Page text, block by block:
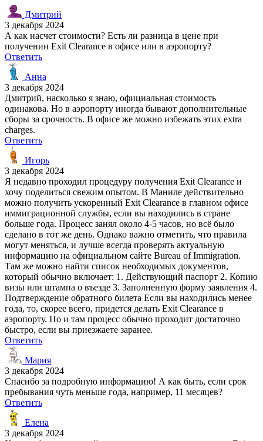
Дмитрий
3 декабря 2024
А как насчет стоимости? Есть ли разница в цене при
получении Exit Clearance в офисе или в аэропорту?
Ответить
Анна
3 декабря 2024
Дмитрий, насколько я знаю, официальная стоимость
одинакова. Но в аэропорту иногда бывают дополнительные
сборы за срочность. В офисе же можно избежать этих extra
charges.
Ответить
Игорь
3 декабря 2024
Я недавно проходил процедуру получения Exit Clearance и
хочу поделиться свежим опытом. В Маниле действительно
можно получить ускоренный Exit Clearance в главном офисе
иммиграционной службы, если вы находились в стране
больше года. Процесс занял около 4-5 часов, но всё было
сделано в тот же день. Однако важно отметить, что правила
могут меняться, и лучше всегда проверять актуальную
информацию на официальном сайте Bureau of Immigration.
Там же можно найти список необходимых документов,
который обычно включает: 1. Действующий паспорт 2. Копию
визы или штампа о въезде 3. Заполненную форму заявления 4.
Подтверждение обратного билета Если вы находились менее
года, то, скорее всего, придется делать Exit Clearance в
аэропорту. Но и там процесс обычно проходит достаточно
быстро, если вы приезжаете заранее.
Ответить
Мария
3 декабря 2024
Спасибо за подробную информацию! А как быть, если срок
пребывания чуть меньше года, например, 11 месяцев?
Ответить
Елена
3 декабря 2024